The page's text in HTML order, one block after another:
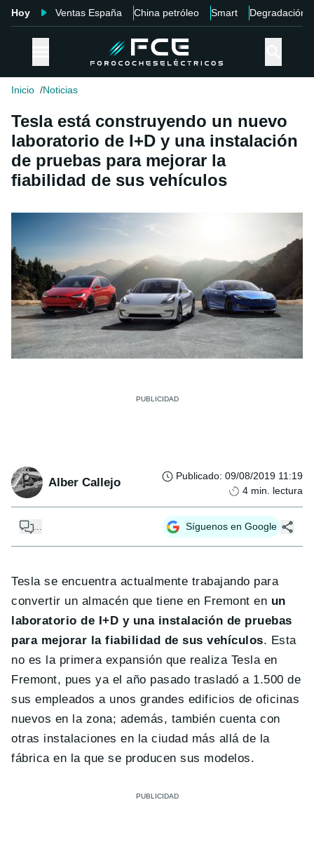
Hoy Ventas España China petróleo Smart Degradación
Inicio Noticias
Tesla está construyendo un nuevo
laboratorio de I+D y una instalación
de pruebas para mejorar la
fiabilidad de sus vehículos
Alber Callejo Publicado: 09/08/2019 11:19
4 min. lectura
... Síguenos en Google
Tesla se encuentra actualmente trabajando para
convertir un almacén que tiene en Fremont en un
laboratorio de I+D y una instalación de pruebas
para mejorar la fiabilidad de sus vehículos. Esta
no es la primera expansión que realiza Tesla en
Fremont, pues ya el año pasado trasladó a 1.500 de
sus empleados a unos grandes edificios de oficinas
nuevos en la zona; además, también cuenta con
otras instalaciones en la ciudad más allá de la
fábrica en la que se producen sus modelos.